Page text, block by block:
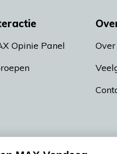
Opinie Panel